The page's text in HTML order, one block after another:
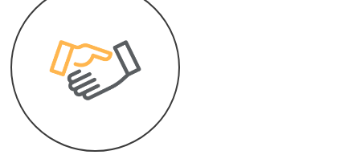
ด้านสังคม
มุ่งสู่การเป็นพาร์ทเนอร์ที่เชื่อถือได้ ที่สามารถเติบโตไปพร้อมกับลูกค้าทุกข